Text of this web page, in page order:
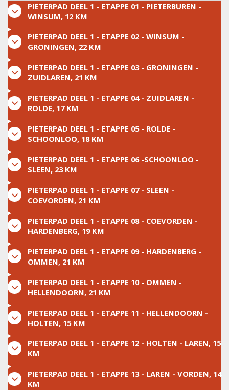
PIETERPAD DEEL 1 - ETAPPE 01 - PIETERBUREN -
WINSUM, 12 KM
PIETERPAD DEEL 1 - ETAPPE 02 - WINSUM -
GRONINGEN, 22 KM
PIETERPAD DEEL 1 - ETAPPE 03 - GRONINGEN -
ZUIDLAREN, 21 KM
PIETERPAD DEEL 1 - ETAPPE 04 - ZUIDLAREN -
ROLDE, 17 KM
PIETERPAD DEEL 1 - ETAPPE 05 - ROLDE -
SCHOONLOO, 18 KM
PIETERPAD DEEL 1 - ETAPPE 06 -SCHOONLOO -
SLEEN, 23 KM
PIETERPAD DEEL 1 - ETAPPE 07 - SLEEN -
COEVORDEN, 21 KM
PIETERPAD DEEL 1 - ETAPPE 08 - COEVORDEN -
HARDENBERG, 19 KM
PIETERPAD DEEL 1 - ETAPPE 09 - HARDENBERG -
OMMEN, 21 KM
PIETERPAD DEEL 1 - ETAPPE 10 - OMMEN -
HELLENDOORN, 21 KM
PIETERPAD DEEL 1 - ETAPPE 11 - HELLENDOORN -
HOLTEN, 15 KM
PIETERPAD DEEL 1 - ETAPPE 12 - HOLTEN - LAREN, 15
KM
PIETERPAD DEEL 1 - ETAPPE 13 - LAREN - VORDEN, 14
KM